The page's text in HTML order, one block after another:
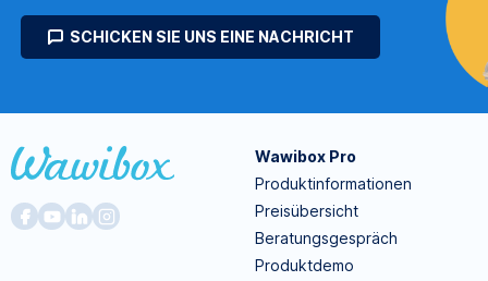
SCHICKEN SIE UNS EINE NACHRICHT
Wawibox Pro
Produktinformationen
Preisübersicht
Beratungsgespräch
Produktdemo